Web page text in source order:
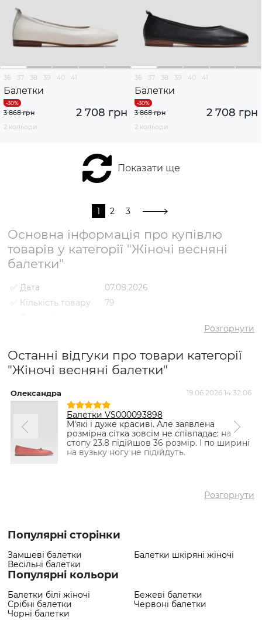
Популярні сторінки
Замшеві балетки
Балетки шкіряні жіночі
Весільні балетки
Популярні кольори
Балетки білі жіночі
Бежеві балетки
Срібні балетки
Червоні балетки
Чорні балетки
36 37 38 39 40 41
Балетки
2 708 грн
3 868 грн
2 кольори
36 37 38 39 40 41
Балетки
2 708 грн
3 868 грн
2 кольори
Показати ще
1 2 3
Основна інформація про купівлю
товарів у категорії "Жіночі весняні
балетки"
✅ Дата
07.08.2026
✅ Кількість товару
79
✅ Середній
✅ Найдешевший
товар
980 грн
товар
Найпопулярніший
товар
Балетки VS000089595
Лавандовый - 980 грн
Розгорнути
Останні відгуки про товари категорії
"Жіночі весняні балетки"
Олександра 19.06.2026 14:32:06
Балетки VS000093898
М'які і дуже красиві. Але заявлена
розмірна сітка зовсім не співпадає: на
стопу 23.8 підійшов 36 розмір. І по ширині
на вузьку ногу не підійдуть.
Розгорнути